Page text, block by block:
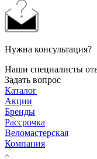
Нужна консультация?
Наши специалисты
Задать вопрос
Каталог
Акции
Бренды
Рассрочка
Веломастерская
Компания